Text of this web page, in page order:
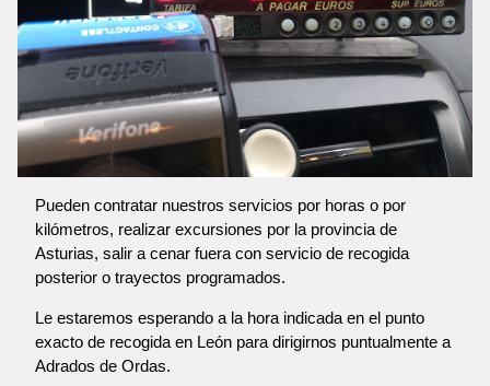
Pueden contratar nuestros servicios por horas o por
kilómetros, realizar excursiones por la provincia de
Asturias, salir a cenar fuera con servicio de recogida
posterior o trayectos programados.
Le estaremos esperando a la hora indicada en el punto
exacto de recogida en León para dirigirnos puntualmente a
Adrados de Ordas.